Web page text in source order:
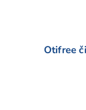
Otifree